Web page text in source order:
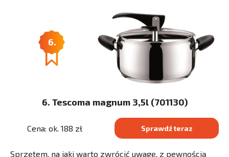
6.
6. Tescoma magnum 3,5l (701130)
Cena: ok. 188 zł Sprawdź teraz
Sprzętem, na jaki warto zwrócić uwagę, z pewnością